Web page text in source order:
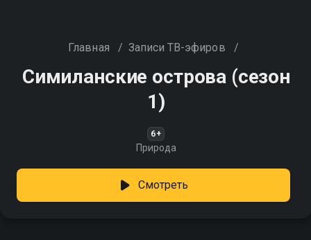
Главная / Записи ТВ-эфиров /
Симиланские острова (сезон
1)
6+
Природа
Смотреть